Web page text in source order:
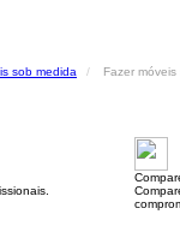
sob medida Fazer